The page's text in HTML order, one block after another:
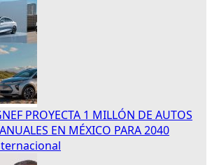
PROYECTA 1 MILLÓN DE AUTOS
EN MÉXICO PARA 2040